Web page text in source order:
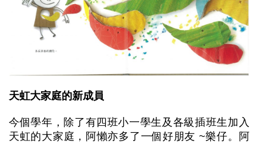
天虹大家庭的新成員
今個學年，除了有四班小一學生及各級插班生加入
天虹的大家庭，阿懶亦多了一個好朋友 ~樂仔。阿